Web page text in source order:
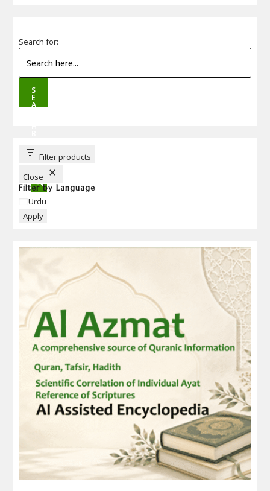
Search for:
S
E
A
T
T
Filter products
Close
Filter by Language
Language
Urdu
Apply